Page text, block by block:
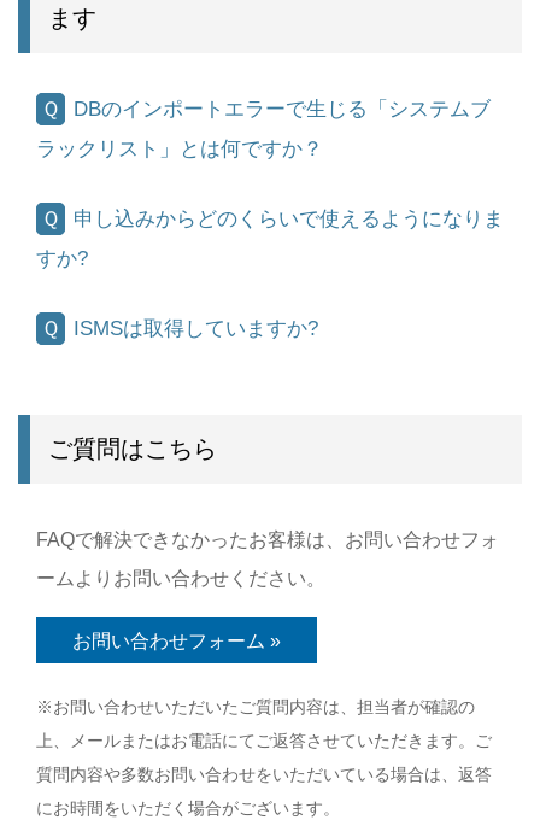
ます
DBのインポートエラーで生じる「システムブ
ラックリスト」とは何ですか？
申し込みからどのくらいで使えるようになりま
すか?
ISMSは取得していますか?
ご質問はこちら
FAQで解決できなかったお客様は、お問い合わせフォ
ームよりお問い合わせください。
お問い合わせフォーム »
※お問い合わせいただいたご質問内容は、担当者が確認の
上、メールまたはお電話にてご返答させていただきます。ご
質問内容や多数お問い合わせをいただいている場合は、返答
にお時間をいただく場合がございます。